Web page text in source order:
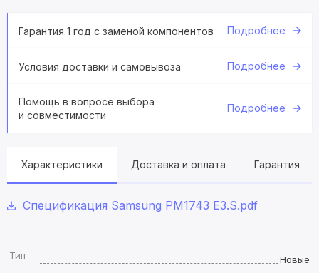
Гарантия 1 год с заменой компонентов Подробнее
Условия доставки и самовывоза Подробнее
Помощь в вопросе выбора
и совместимости
Подробнее
Характеристики Доставка и оплата Гарантия
Спецификация Samsung PM1743 E3.S.pdf
Тип
Новые